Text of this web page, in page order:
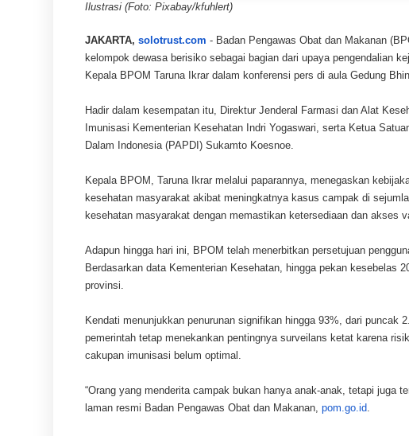
Ilustrasi (Foto: Pixabay/kfuhlert)
JAKARTA,solotrust.com - Badan Pengawas Obat dan Makanan
kelompok dewasa berisiko sebagai bagian dari upaya pengendalian
Kepala BPOM Taruna Ikrar dalam konferensi pers di aula Gedung
Hadir dalam kesempatan itu, Direktur Jenderal Farmasi dan Alat
Imunisasi Kementerian Kesehatan Indri Yogaswari, serta Ketua
Dalam Indonesia (PAPDI) Sukamto Koesnoe.
Kepala BPOM, Taruna Ikrar melalui paparannya, menegaskan
kesehatan masyarakat akibat meningkatnya kasus campak di
kesehatan masyarakat dengan memastikan ketersediaan dan akses
Adapun hingga hari ini, BPOM telah menerbitkan persetujuan
Berdasarkan data Kementerian Kesehatan, hingga pekan kesebelas
provinsi.
Kendati menunjukkan penurunan signifikan hingga 93%, dari puncak
pemerintah tetap menekankan pentingnya surveilans ketat karena
cakupan imunisasi belum optimal.
“Orang yang menderita campak bukan hanya anak-anak, tetapi juga
laman resmi Badan Pengawas Obat dan Makanan,pom.go.id.